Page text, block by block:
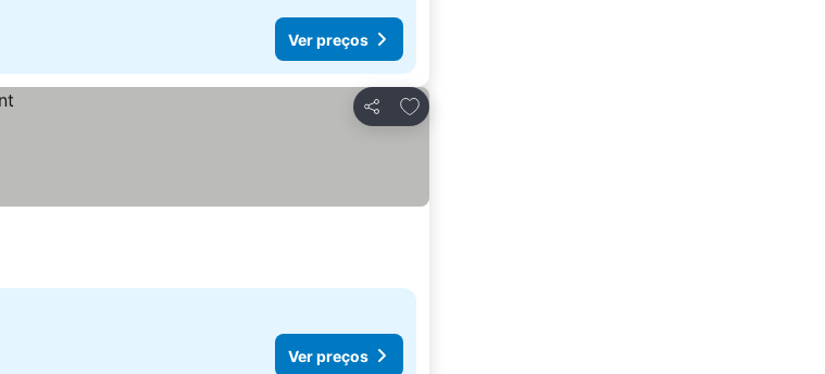
Ver preços
Partilhar
Adicionar aos favoritos
Ver preços